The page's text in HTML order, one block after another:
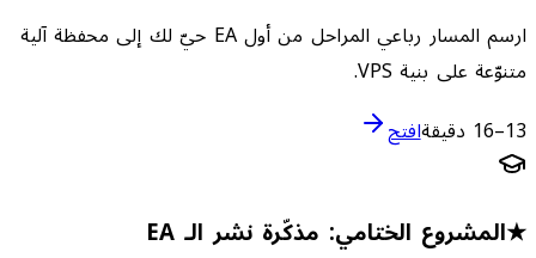
ارسم المسار رباعي المراحل من أول EA حيّ لك إلى محفظة آلية
متنوّعة على بنية VPS.
13–16 دقيقة
افتح
★المشروع الختامي: مذكّرة نشر الـ EA